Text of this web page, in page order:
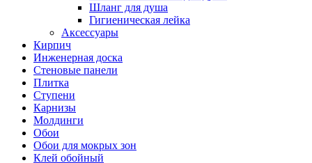
Шланг для душа
Гигиеническая лейка
Аксессуары
Кирпич
Инженерная доска
Стеновые панели
Плитка
Ступени
Карнизы
Молдинги
Обои
Обои для мокрых зон
Клей обойный